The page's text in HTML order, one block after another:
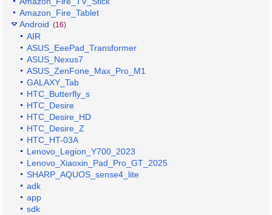
Amazon_Fire_Tablet
Android (16)
AIR
ASUS_EeePad_Transformer
ASUS_Nexus7
ASUS_ZenFone_Max_Pro_M1
GALAXY_Tab
HTC_Butterfly_s
HTC_Desire
HTC_Desire_HD
HTC_Desire_Z
HTC_HT-03A
Lenovo_Legion_Y700_2023
Lenovo_Xiaoxin_Pad_Pro_GT_2025
SHARP_AQUOS_sense4_lite
adk
app
sdk